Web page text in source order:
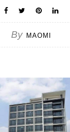
By MAOMI